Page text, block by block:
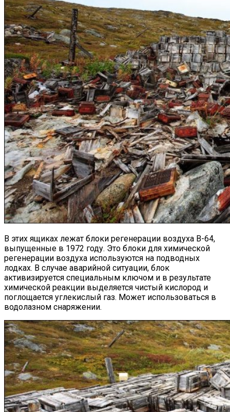
В этих ящиках лежат блоки регенерации воздуха В-64,
выпущенные в 1972 году. Это блоки для химической
регенерации воздуха используются на подводных
лодках. В случае аварийной ситуации, блок
активизируется специальным ключом и в результате
химической реакции выделяется чистый кислород и
поглощается углекислый газ. Может использоваться в
водолазном снаряжении.